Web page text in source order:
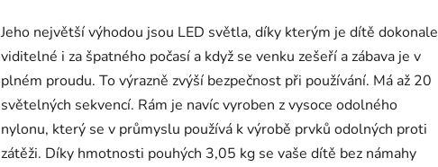
Jeho největší výhodou jsou LED světla, díky kterým je dítě dokonale
viditelné i za špatného počasí a když se venku zešeří a zábava je v
plném proudu. To výrazně zvýší bezpečnost při používání. Má až 20
světelných sekvencí. Rám je navíc vyroben z vysoce odolného
nylonu, který se v průmyslu používá k výrobě prvků odolných proti
zátěži. Díky hmotnosti pouhých 3,05 kg se vaše dítě bez námahy